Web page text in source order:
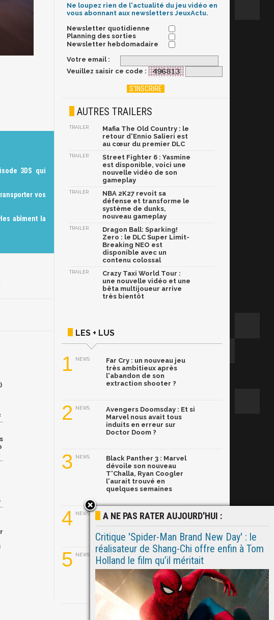
3DS qui
vos
abîment la
Ne loupez rien de l'actualité du jeu vidéo en
vous abonnant aux newsletters JeuxActu.
Newsletter quotidienne
Planning des sorties
Newsletter hebdomadaire
Votre email :
Veuillez saisir ce code :
AUTRES TRAILERS
TRAILER
Mafia The Old Country : le
retour d'Ennio Salieri est
au cœur du premier DLC
TRAILER
Street Fighter 6 : Yasmine
est disponible, voici une
nouvelle vidéo de son
gameplay
TRAILER
NBA 2K27 revoit sa
défense et transforme le
système de dunks,
nouveau gameplay
TRAILER
Dragon Ball: Sparking!
Zero : le DLC Super Limit-
Breaking NEO est
disponible avec un
contenu colossal
TRAILER
Crazy Taxi World Tour :
une nouvelle vidéo et une
bêta multijoueur arrive
très bientôt
LES + LUS
1 NEWS
Far Cry : un nouveau jeu
très ambitieux après
l'abandon de son
extraction shooter ?
2 NEWS
Avengers Doomsday : Et si
Marvel nous avait tous
induits en erreur sur
Doctor Doom ?
3 NEWS
Black Panther 3 : Marvel
dévoile son nouveau
T'Challa, Ryan Coogler
l'aurait trouvé en
quelques semaines
4 NEWS
Ghost Rider dans le MCU :
5 NEWS
Ryan Gosling a convaincu
Marvel de relancer Ghost
Rider avec son propre
pitch ! Explications.
A NE PAS RATER AUJOURD'HUI :
Critique 'Spider-Man Brand New Day' : le
réalisateur de Shang-Chi offre enfin à Tom
Holland le film qu’il méritait